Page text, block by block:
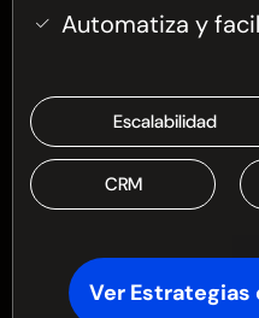
Automatiza y
Escalabilidad
CRM
Ver